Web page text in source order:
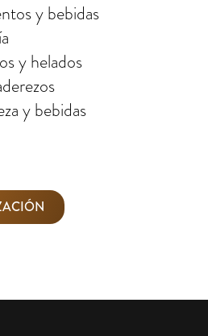
y bebidas
y helados
y bebidas